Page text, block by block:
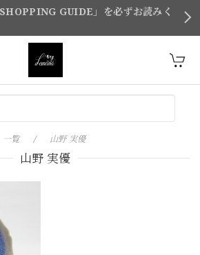
GUIDE」を必ずお読みく
覧 山野 実優
山野 実優